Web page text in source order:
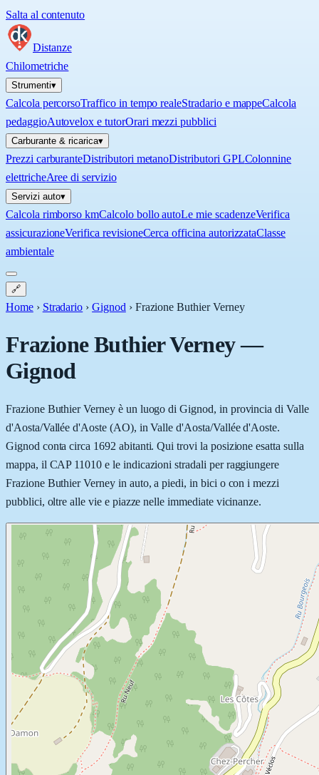
Salta al contenuto
Distanze
Chilometriche
Strumenti▾
Calcola percorsoTraffico in tempo realeStradario e mappeCalcola
pedaggioAutovelox e tutorOrari mezzi pubblici
Carburante & ricarica▾
Prezzi carburanteDistributori metanoDistributori GPLColonnine
elettricheAree di servizio
Servizi auto▾
Calcola rimborso kmCalcolo bollo autoLe mie scadenzeVerifica
assicurazioneVerifica revisioneCerca officina autorizzataClasse
ambientale
🔗
Home › Stradario › Gignod › Frazione Buthier Verney
Frazione Buthier Verney—
Gignod
Frazione Buthier Verney è un luogo di Gignod, in provincia di Valle
d'Aosta/Vallée d'Aoste (AO), in Valle d'Aosta/Vallée d'Aoste.
Gignod conta circa 1692 abitanti. Qui trovi la posizione esatta sulla
mappa, il CAP 11010 e le indicazioni stradali per raggiungere
Frazione Buthier Verney in auto, a piedi, in bici o con i mezzi
pubblici, oltre alle vie e piazze nelle immediate vicinanze.